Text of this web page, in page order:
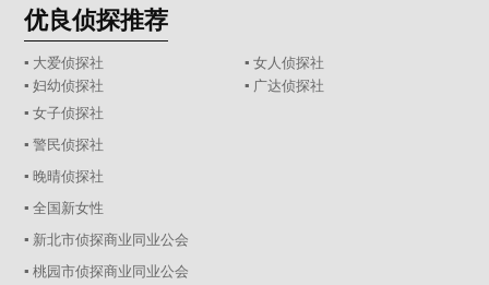
优良侦探推荐
▪ 大爱侦探社
▪ 女人侦探社
▪ 妇幼侦探社
▪ 广达侦探社
▪ 女子侦探社
▪ 警民侦探社
▪ 晚晴侦探社
▪ 全国新女性
▪ 新北市侦探商业同业公会
▪ 桃园市侦探商业同业公会